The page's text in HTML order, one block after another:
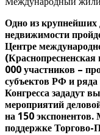
Одно из
недвижимости
Центре
000 участников –
субъектов РФ и
Конгресса зададут
мероприятий
на 150 экспонентов.
поддержке